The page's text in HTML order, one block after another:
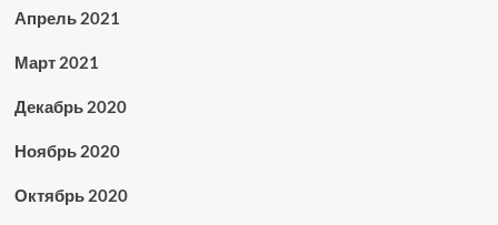
Апрель 2021
Март 2021
Декабрь 2020
Ноябрь 2020
Октябрь 2020